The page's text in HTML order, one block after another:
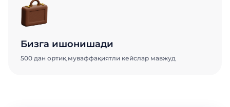
Бизга ишонишади
500 дан ортиқ муваффақиятли кейслар мавжуд